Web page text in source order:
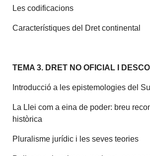
Les codificacions
Característiques del Dret continental
TEMA 3. DRET NO OFICIAL I
Introducció a les epistemologies del
La Llei com a eina de poder: breu
històrica
Pluralisme jurídic i les seves teories